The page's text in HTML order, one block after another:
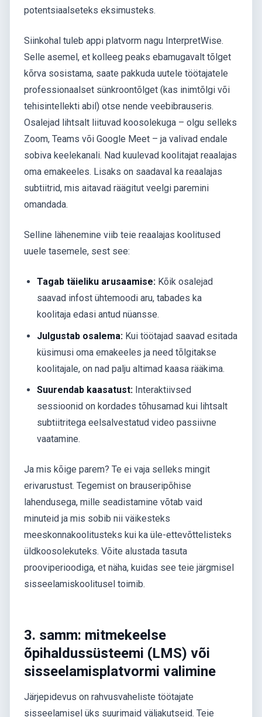
potentsiaalseteks eksimusteks.
Siinkohal tuleb appi platvorm nagu InterpretWise.
Selle asemel, et kolleeg peaks ebamugavalt tõlget
kõrva sosistama, saate pakkuda uutele töötajatele
professionaalset sünkroontõlget (kas inimtõlgi või
tehisintellekti abil) otse nende veebibrauseris.
Osalejad lihtsalt liituvad koosolekuga – olgu selleks
Zoom, Teams või Google Meet – ja valivad endale
sobiva keelekanali. Nad kuulevad koolitajat reaalajas
oma emakeeles. Lisaks on saadaval ka reaalajas
subtiitrid, mis aitavad räägitut veelgi paremini
omandada.
Selline lähenemine viib teie reaalajas koolitused
uuele tasemele, sest see:
Tagab täieliku arusaamise: Kõik osalejad
saavad infost ühtemoodi aru, tabades ka
koolitaja edasi antud nüansse.
Julgustab osalema: Kui töötajad saavad esitada
küsimusi oma emakeeles ja need tõlgitakse
koolitajale, on nad palju altimad kaasa rääkima.
Suurendab kaasatust: Interaktiivsed
sessioonid on kordades tõhusamad kui lihtsalt
subtiitritega eelsalvestatud video passiivne
vaatamine.
Ja mis kõige parem? Te ei vaja selleks mingit
erivarustust. Tegemist on brauseripõhise
lahendusega, mille seadistamine võtab vaid
minuteid ja mis sobib nii väikesteks
meeskonnakoolitusteks kui ka üle-ettevõttelisteks
üldkoosolekuteks. Võite alustada tasuta
prooviperioodiga, et näha, kuidas see teie järgmisel
sisseelamiskoolitusel toimib.
3. samm: mitmekeelse
õpihaldussüsteemi (LMS) või
sisseelamisplatvormi valimine
Järjepidevus on rahvusvaheliste töötajate
sisseelamisel üks suurimaid väljakutseid. Teie